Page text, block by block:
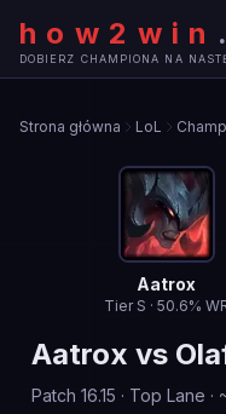
how2win .
DOBIERZ CHAMPIONA NA
Strona główna LoL
Aatrox
Tier S · 50.6%
Aatrox vs
Patch 16.15 · Top Lane ·